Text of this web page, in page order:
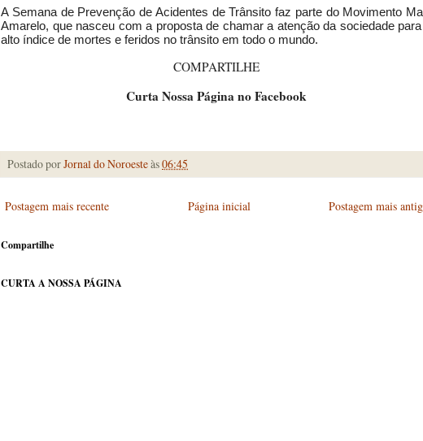
A Semana de Prevenção de Acidentes de Trânsito faz parte do Movimento
Amarelo, que nasceu com a proposta de chamar a atenção da sociedade
alto índice de mortes e feridos no trânsito em todo o mundo.
COMPARTILHE
Curta Nossa Página no Facebook
Postado porJornal do Noroesteàs06:45
Postagem mais recente Postagem mais
Página inicial
Compartilhe
CURTA A NOSSA PÁGINA